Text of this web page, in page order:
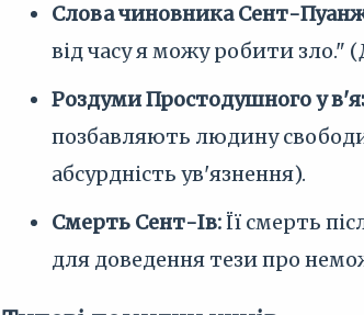
Слова чиновника Сент-
від часу я можу робити зло."
Роздуми Простодушного у
позбавляють людину
абсурдність ув'язнення).
Смерть Сент-Ів:Її смерть
для доведення тези про